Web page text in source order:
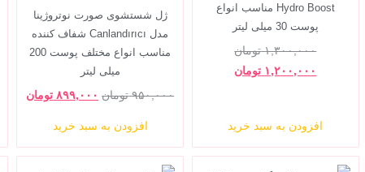
Hydro Boost مناسب انواع
پوست 30 میلی لیتر
۱,۳۰۰,۰۰۰ تومان
۱,۲۰۰,۰۰۰ تومان
افزودن به سبد خرید
ژل شستشوی صورت نوتروژینا
مدل Canlandırıcı شفاف کننده
مناسب انواع مختلف پوست 200
میلی لیتر
۹۵۰,۰۰۰ تومان ۸۹۹,۰۰۰ تومان
افزودن به سبد خرید